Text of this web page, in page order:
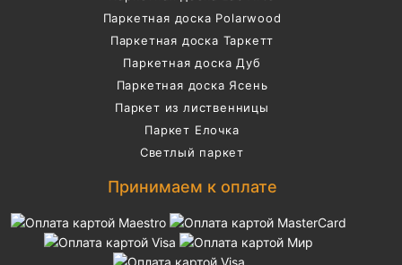
Паркетная доска Polarwood
Паркетная доска Таркетт
Паркетная доска Дуб
Паркетная доска Ясень
Паркет из лиственницы
Паркет Елочка
Светлый паркет
Принимаем к оплате